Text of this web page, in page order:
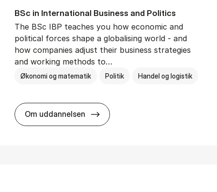
BSc in In­ter­na­tion­al Busi­ness and Polit­ics
The BSc IBP teaches you how economic and
political forces shape a globalising world - and
how companies adjust their business strategies
and working methods to…
Økonomi og matematik Politik Handel og logistik
Om uddannelsen BSc in In­ter­na­tion­al Busi­ness